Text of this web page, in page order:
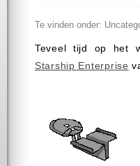
Te vinden onder:
Teveel tijd op het
Starship Enterprise